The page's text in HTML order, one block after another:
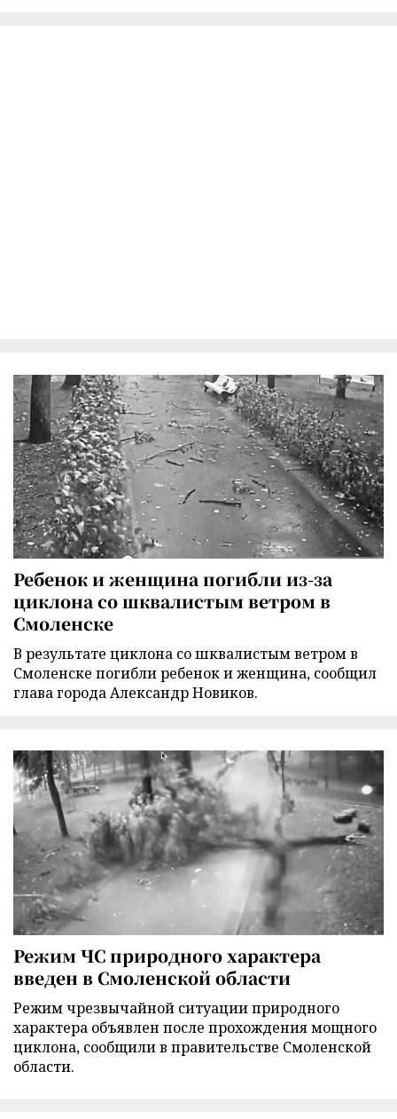
Ребенок и женщина погибли из-за
циклона со шквалистым ветром в
Смоленске
В результате циклона со шквалистым ветром в
Смоленске погибли ребенок и женщина, сообщил
глава города Александр Новиков.
Режим ЧС природного характера
введен в Смоленской области
Режим чрезвычайной ситуации природного
характера объявлен после прохождения мощного
циклона, сообщили в правительстве Смоленской
области.